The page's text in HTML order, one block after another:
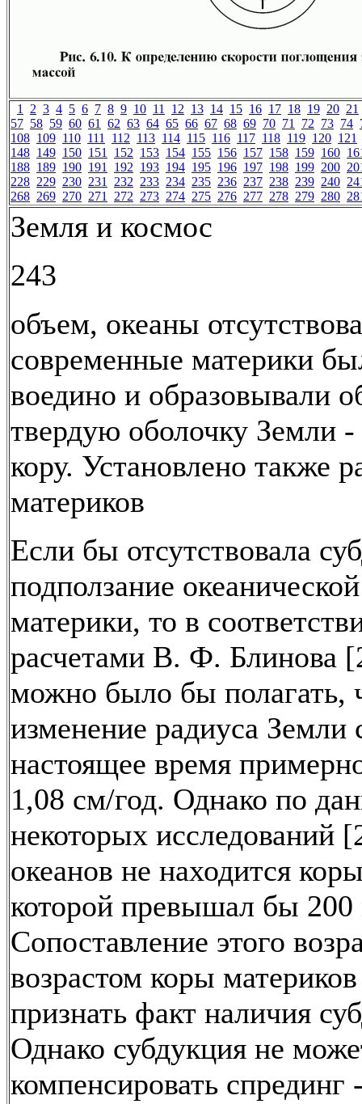
1 2 3 4 5 6 7 8 9 10 11 12 13 14 15 16 17 18 19 20 21
57 58 59 60 61 62 63 64 65 66 67 68 69 70 71 72 73 74
108 109 110 111 112 113 114 115 116 117 118 119 120 121
148 149 150 151 152 153 154 155 156 157 158 159 160
188 189 190 191 192 193 194 195 196 197 198 199 200
228 229 230 231 232 233 234 235 236 237 238 239 240
268 269 270 271 272 273 274 275 276 277 278 279 280
Земля и космос
243
объем, океаны
современные материки
воедино и образовывали
твердую оболочку Земли
кору. Установлено также
материков
Если бы отсутствовала
подползание
материки, то в
расчетами В. Ф. Блинова
можно было бы полагать,
изменение радиуса Земли
настоящее время
1,08 см/год. Однако по
некоторых исследований
океанов не находится
которой превышал бы 200
Сопоставление этого
возрастом коры материков
признать факт наличия
Однако субдукция не
компенсировать спрединг